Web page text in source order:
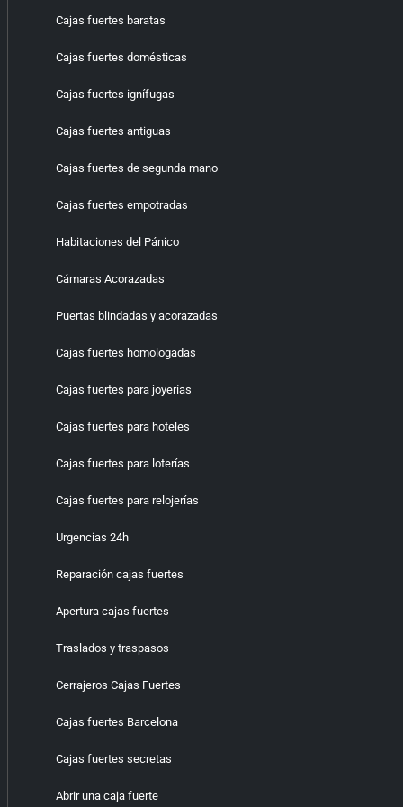
Cajas fuertes baratas
Cajas fuertes domésticas
Cajas fuertes ignífugas
Cajas fuertes antiguas
Cajas fuertes de segunda mano
Cajas fuertes empotradas
Habitaciones del Pánico
Cámaras Acorazadas
Puertas blindadas y acorazadas
Cajas fuertes homologadas
Cajas fuertes para joyerías
Cajas fuertes para hoteles
Cajas fuertes para loterías
Cajas fuertes para relojerías
Urgencias 24h
Reparación cajas fuertes
Apertura cajas fuertes
Traslados y traspasos
Cerrajeros Cajas Fuertes
Cajas fuertes Barcelona
Cajas fuertes secretas
Abrir una caja fuerte